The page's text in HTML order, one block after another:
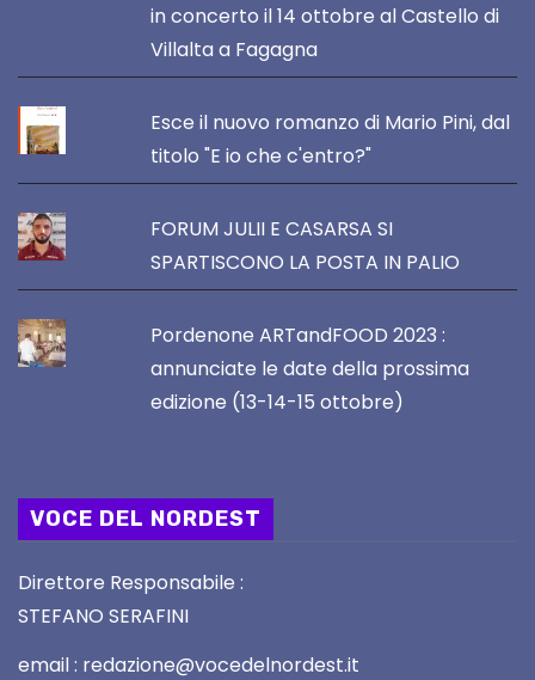
in concerto il 14 ottobre al Castello di
Villalta a Fagagna
Esce il nuovo romanzo di Mario Pini, dal
titolo "E io che c'entro?"
FORUM JULII E CASARSA SI
SPARTISCONO LA POSTA IN PALIO
Pordenone ARTandFOOD 2023 :
annunciate le date della prossima
edizione (13-14-15 ottobre)
VOCE DEL NORDEST
Direttore Responsabile :
STEFANO SERAFINI
email : redazione@vocedelnordest.it